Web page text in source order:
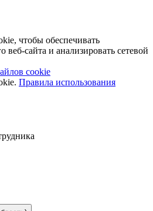
чтобы обеспечивать
сайта и анализировать сетевой
cookie
Правила использования